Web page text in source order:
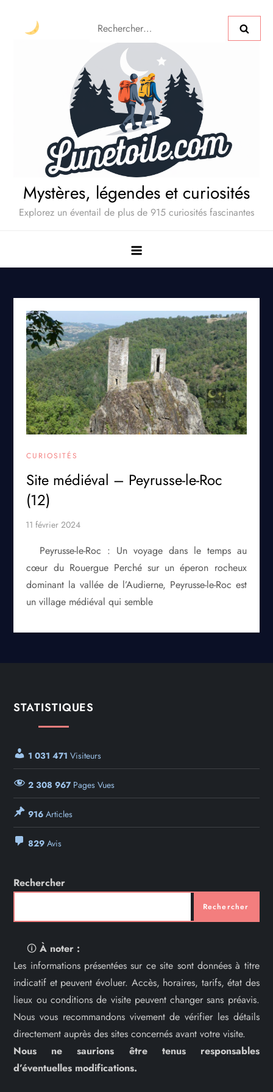
Mystères, légendes et curiosités
Explorez un éventail de plus de 915 curiosités fascinantes
CURIOSITÉS
Site médiéval – Peyrusse-le-Roc
(12)
Peyrusse-le-Roc : Un voyage dans le temps au
cœur du Rouergue Perché sur un éperon rocheux
dominant la vallée de l’Audierne, Peyrusse-le-Roc est
un village médiéval qui semble
STATISTIQUES
1 031 471 Visiteurs
2 308 967Pages Vues
916 Articles
829 Avis
Rechercher
Rechercher
🛈À noter :
Les informations présentées sur ce site sont données à titre
indicatif et peuvent évoluer. Accès, horaires, tarifs, état des
lieux ou conditions de visite peuvent changer sans préavis.
Nous vous recommandons vivement de vérifier les détails
directement auprès des sites concernés avant votre visite.
Nous ne saurions être tenus responsables
d’éventuelles modifications.